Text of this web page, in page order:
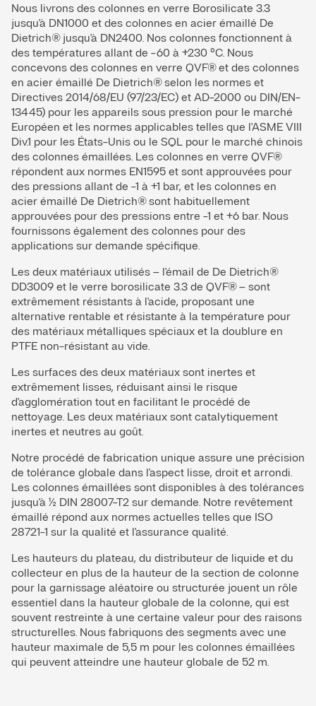
Nous livrons des colonnes en verre Borosilicate 3.3
jusqu'à DN1000 et des colonnes en acier émaillé De
Dietrich® jusqu'à DN2400. Nos colonnes fonctionnent à
des températures allant de -60 à +230 °C. Nous
concevons des colonnes en verre QVF® et des colonnes
en acier émaillé De Dietrich® selon les normes et
Directives 2014/68/EU (97/23/EC) et AD-2000 ou DIN/EN-
13445) pour les appareils sous pression pour le marché
Européen et les normes applicables telles que l'ASME VIII
Div.1 pour les États-Unis ou le SQL pour le marché chinois
des colonnes émaillées. Les colonnes en verre QVF®
répondent aux normes EN1595 et sont approuvées pour
des pressions allant de -1 à +1 bar, et les colonnes en
acier émaillé De Dietrich® sont habituellement
approuvées pour des pressions entre -1 et +6 bar. Nous
fournissons également des colonnes pour des
applications sur demande spécifique.
Les deux matériaux utilisés – l'émail de De Dietrich®
DD3009 et le verre borosilicate 3.3 de QVF® – sont
extrêmement résistants à l'acide, proposant une
alternative rentable et résistante à la température pour
des matériaux métalliques spéciaux et la doublure en
PTFE non-résistant au vide.
Les surfaces des deux matériaux sont inertes et
extrêmement lisses, réduisant ainsi le risque
d'agglomération tout en facilitant le procédé de
nettoyage. Les deux matériaux sont catalytiquement
inertes et neutres au goût.
Notre procédé de fabrication unique assure une précision
de tolérance globale dans l'aspect lisse, droit et arrondi.
Les colonnes émaillées sont disponibles à des tolérances
jusqu'à ½ DIN 28007-T2 sur demande. Notre revêtement
émaillé répond aux normes actuelles telles que ISO
28721-1 sur la qualité et l'assurance qualité.
Les hauteurs du plateau, du distributeur de liquide et du
collecteur en plus de la hauteur de la section de colonne
pour la garnissage aléatoire ou structurée jouent un rôle
essentiel dans la hauteur globale de la colonne, qui est
souvent restreinte à une certaine valeur pour des raisons
structurelles. Nous fabriquons des segments avec une
hauteur maximale de 5,5 m pour les colonnes émaillées
qui peuvent atteindre une hauteur globale de 52 m.